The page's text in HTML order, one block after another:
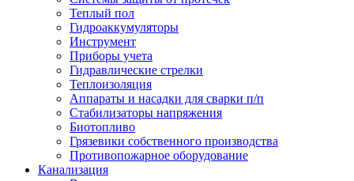
Теплый пол
Гидроаккумуляторы
Инструмент
Приборы учета
Гидравлические стрелки
Теплоизоляция
Аппараты и насадки для сварки п/п
Стабилизаторы напряжения
Биотопливо
Грязевики собственного производства
Противопожарное оборудование
Канализация